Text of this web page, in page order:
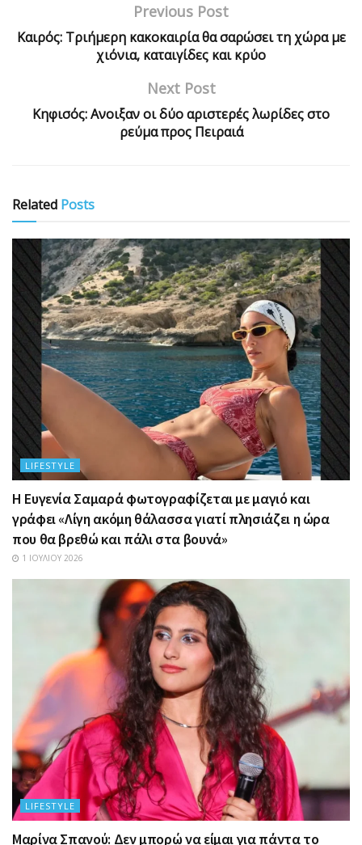
Previous Post
Καιρός: Τριήμερη κακοκαιρία θα σαρώσει τη χώρα με
χιόνια, καταιγίδες και κρύο
Next Post
Κηφισός: Ανοιξαν οι δύο αριστερές λωρίδες στο
ρεύμα προς Πειραιά
Related Posts
LIFESTYLE
Η Ευγενία Σαμαρά φωτογραφίζεται με μαγιό και
γράφει «Λίγη ακόμη θάλασσα γιατί πλησιάζει η ώρα
που θα βρεθώ και πάλι στα βουνά»
1 ΙΟΥΛΊΟΥ 2026
LIFESTYLE
Μαρίνα Σπανού: Δεν μπορώ να είμαι για πάντα το